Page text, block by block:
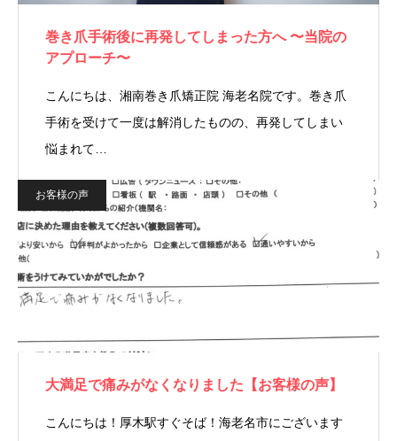
巻き爪手術後に再発してしまった方へ 〜当院の
アプローチ〜
こんにちは、湘南巻き爪矯正院 海老名院です。巻き爪
手術を受けて一度は解消したものの、再発してしまい
悩まれて…
お客様の声
大満足で痛みがなくなりました【お客様の声】
こんにちは！厚木駅すぐそば！海老名市にございます